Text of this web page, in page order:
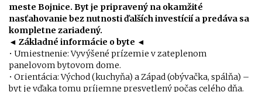
meste Bojnice. Byt je pripravený na okamžité
nasťahovanie bez nutnosti ďalších investícií a predáva sa
kompletne zariadený.
◄ Základné informácie o byte ◄
• Umiestnenie: Vyvýšené prízemie v zateplenom
panelovom bytovom dome.
• Orientácia: Východ (kuchyňa) a Západ (obývačka, spálňa) –
byt je vďaka tomu príjemne presvetlený počas celého dňa.